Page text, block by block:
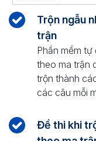
Trộn ngẫu
trận
Phần mềm
theo ma trận
trộn thành
các câu mỗi
Đề thi khi